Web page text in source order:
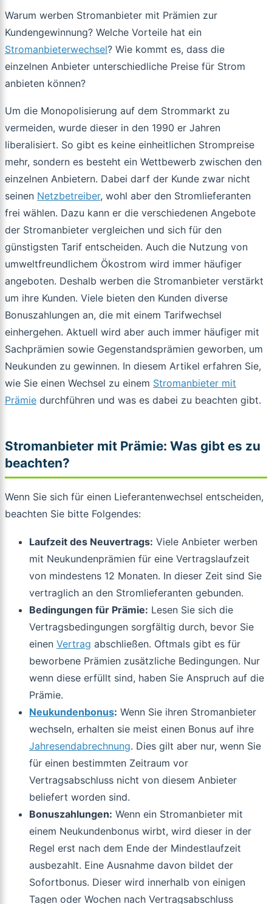
Warum werben Stromanbieter mit Prämien zur
Kundengewinnung? Welche Vorteile hat ein
Stromanbieterwechsel? Wie kommt es, dass die
einzelnen Anbieter unterschiedliche Preise für Strom
anbieten können?
Um die Monopolisierung auf dem Strommarkt zu
vermeiden, wurde dieser in den 1990 er Jahren
liberalisiert. So gibt es keine einheitlichen Strompreise
mehr, sondern es besteht ein Wettbewerb zwischen den
einzelnen Anbietern. Dabei darf der Kunde zwar nicht
seinen Netzbetreiber, wohl aber den Stromlieferanten
frei wählen. Dazu kann er die verschiedenen Angebote
der Stromanbieter vergleichen und sich für den
günstigsten Tarif entscheiden. Auch die Nutzung von
umweltfreundlichem Ökostrom wird immer häufiger
angeboten. Deshalb werben die Stromanbieter verstärkt
um ihre Kunden. Viele bieten den Kunden diverse
Bonuszahlungen an, die mit einem Tarifwechsel
einhergehen. Aktuell wird aber auch immer häufiger mit
Sachprämien sowie Gegenstandsprämien geworben, um
Neukunden zu gewinnen. In diesem Artikel erfahren Sie,
wie Sie einen Wechsel zu einem Stromanbieter mit
Prämie durchführen und was es dabei zu beachten gibt.
Stromanbieter mit Prämie: Was gibt es zu
beachten?
Wenn Sie sich für einen Lieferantenwechsel entscheiden,
beachten Sie bitte Folgendes:
Laufzeit des Neuvertrags: Viele Anbieter werben
mit Neukundenprämien für eine Vertragslaufzeit
von mindestens 12 Monaten. In dieser Zeit sind Sie
vertraglich an den Stromlieferanten gebunden.
Bedingungen für Prämie: Lesen Sie sich die
Vertragsbedingungen sorgfältig durch, bevor Sie
einen Vertrag abschließen. Oftmals gibt es für
beworbene Prämien zusätzliche Bedingungen. Nur
wenn diese erfüllt sind, haben Sie Anspruch auf die
Prämie.
Neukundenbonus: Wenn Sie ihren Stromanbieter
wechseln, erhalten sie meist einen Bonus auf ihre
Jahresendabrechnung. Dies gilt aber nur, wenn Sie
für einen bestimmten Zeitraum vor
Vertragsabschluss nicht von diesem Anbieter
beliefert worden sind.
Bonuszahlungen: Wenn ein Stromanbieter mit
einem Neukundenbonus wirbt, wird dieser in der
Regel erst nach dem Ende der Mindestlaufzeit
ausbezahlt. Eine Ausnahme davon bildet der
Sofortbonus. Dieser wird innerhalb von einigen
Tagen oder Wochen nach Vertragsabschluss